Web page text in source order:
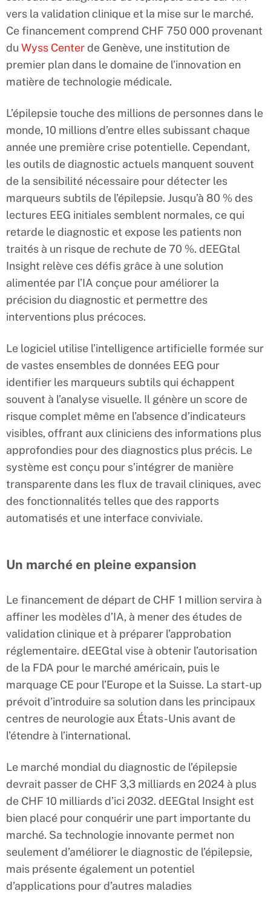
vers la validation clinique et la mise sur le marché.
Ce financement comprend CHF 750 000 provenant
du Wyss Centerde Genève, une institution de
premier plan dans le domaine de l’innovation en
matière de technologie médicale.
L’épilepsie touche des millions de personnes dans le
monde, 10 millions d’entre elles subissant chaque
année une première crise potentielle. Cependant,
les outils de diagnostic actuels manquent souvent
de la sensibilité nécessaire pour détecter les
marqueurs subtils de l’épilepsie. Jusqu’à 80 % des
lectures EEG initiales semblent normales, ce qui
retarde le diagnostic et expose les patients non
traités à un risque de rechute de 70 %. dEEGtal
Insight relève ces défis grâce à une solution
alimentée par l’IA conçue pour améliorer la
précision du diagnostic et permettre des
interventions plus précoces.
Le logiciel utilise l’intelligence artificielle formée sur
de vastes ensembles de données EEG pour
identifier les marqueurs subtils qui échappent
souvent à l’analyse visuelle. Il génère un score de
risque complet même en l’absence d’indicateurs
visibles, offrant aux cliniciens des informations plus
approfondies pour des diagnostics plus précis. Le
système est conçu pour s’intégrer de manière
transparente dans les flux de travail cliniques, avec
des fonctionnalités telles que des rapports
automatisés et une interface conviviale.
Un marché en pleine expansion
Le financement de départ de CHF 1 million servira à
affiner les modèles d’IA, à mener des études de
validation clinique et à préparer l’approbation
réglementaire. dEEGtal vise à obtenir l’autorisation
de la FDA pour le marché américain, puis le
marquage CE pour l’Europe et la Suisse. La start-up
prévoit d’introduire sa solution dans les principaux
centres de neurologie aux États-Unis avant de
l’étendre à l’international.
Le marché mondial du diagnostic de l’épilepsie
devrait passer de CHF 3,3 milliards en 2024 à plus
de CHF 10 milliards d’ici 2032. dEEGtal Insight est
bien placé pour conquérir une part importante du
marché. Sa technologie innovante permet non
seulement d’améliorer le diagnostic de l’épilepsie,
mais présente également un potentiel
d’applications pour d’autres maladies